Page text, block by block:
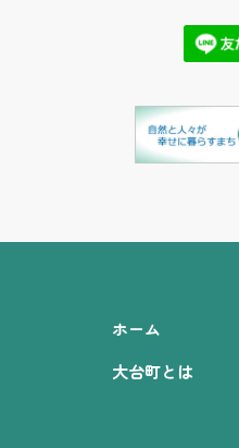
ホーム
大台町とは